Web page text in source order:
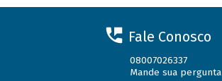
Fale Conosco
08007026337
Mande sua pergunta